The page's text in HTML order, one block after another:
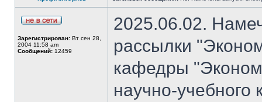
Зарегистрирован: Вт сен 28,
2004 11:58 am
Сообщений: 12459
2025.06.02.
рассылки
кафедры
научно-